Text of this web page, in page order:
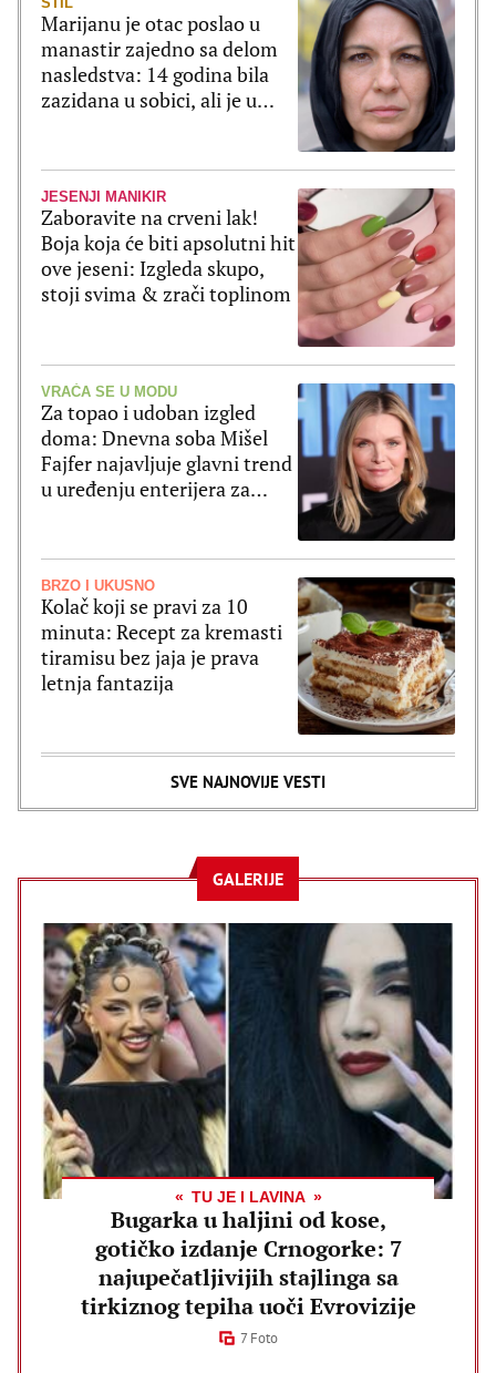
Marijanu je otac poslao u
manastir zajedno sa delom
nasledstva: 14 godina bila
zazidana u sobici, ali je u
JESENJI MANIKIR
Zaboravite na crveni lak!
Boja koja će biti apsolutni hit
ove jeseni: Izgleda skupo,
stoji svima & zrači toplinom
VRAĆA SE U MODU
Za topao i udoban izgled
doma: Dnevna soba Mišel
Fajfer najavljuje glavni trend
u uređenju enterijera za
BRZO I UKUSNO
Kolač koji se pravi za 10
minuta: Recept za kremasti
tiramisu bez jaja je prava
letnja fantazija
SVE NAJNOVIJE VESTI
GALERIJE
TU JE I LAVINA
Bugarka u haljini od kose,
gotičko izdanje Crnogorke: 7
najupečatljivijih stajlinga sa
tirkiznog tepiha uoči Evrovizije
7 Foto